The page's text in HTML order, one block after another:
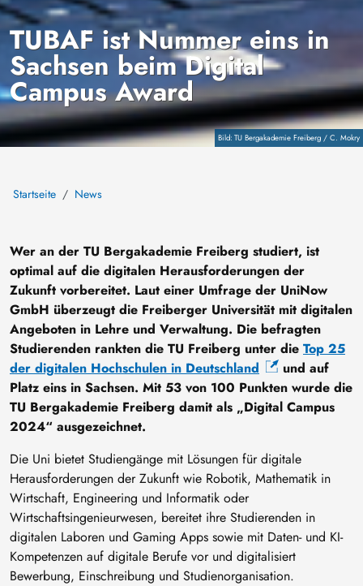
CopyrightTU Bergakademie Freiberg / C. Mokry
TUBAF ist Nummer eins in
Sachsen beim Digital
Campus Award
Startseite News
Wer an der TU Bergakademie Freiberg studiert, ist
optimal auf die digitalen Herausforderungen der
Zukunft vorbereitet. Laut einer Umfrage der UniNow
GmbH überzeugt die Freiberger Universität mit digitalen
Angeboten in Lehre und Verwaltung. Die befragten
Studierenden rankten die TU Freiberg unter die Top 25
der digitalen Hochschulen in Deutschland
und auf
Platz eins in Sachsen. Mit 53 von 100 Punkten wurde die
TU Bergakademie Freiberg damit als „Digital Campus
2024“ ausgezeichnet.
Die Uni bietet Studiengänge mit Lösungen für digitale
Herausforderungen der Zukunft wie Robotik, Mathematik in
Wirtschaft, Engineering und Informatik oder
Wirtschaftsingenieurwesen, bereitet ihre Studierenden in
digitalen Laboren und Gaming Apps sowie mit Daten- und KI-
Kompetenzen auf digitale Berufe vor und digitalisiert
Bewerbung, Einschreibung und Studienorganisation.